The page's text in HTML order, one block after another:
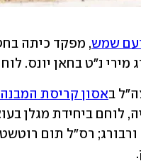
שמש
באסון קריסת המבנה